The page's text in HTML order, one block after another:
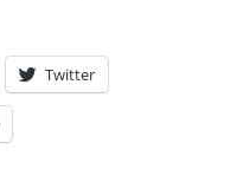
Twitter